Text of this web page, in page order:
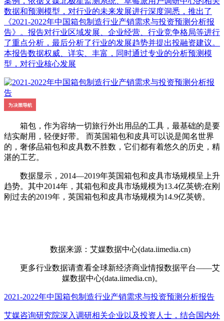
数据和预测模型，对行业的未来发展进行深度洞悉，推出了
《2021-2022年中国箱包制造行业产销需求与投资预测分析报
告》。报告对行业区域发展、企业经营、行业竞争格局等进行
了重点分析，最后分析了行业的发展趋势并提出投融资建议。
本报告数据权威、详实、丰富，同时通过专业的分析预测模
型，对行业核心发展
箱包，作为容纳一切旅行外出用品的工具，最基础的是要
结实耐用，轻便好带。 而英国箱包和皮具可以说是闻名世界
的，奢侈品箱包和皮具数不胜数，它们都有着悠久的历史，精
湛的工艺。
数据显示，2014—2019年英国箱包和皮具市场规模呈上升
趋势。其中2014年，其箱包和皮具市场规模为13.4亿英镑;在刚
刚过去的2019年，英国箱包和皮具市场规模为14.9亿英镑。
数据来源：艾媒数据中心(data.iimedia.cn)
更多行业数据请查看全球新经济商业情报数据平台——艾
媒数据中心(data.iimedia.cn)。
2021-2022年中国箱包制造行业产销需求与投资预测分析报告
艾媒咨询研究院深入调研相关企业以及投资人士，结合国内外